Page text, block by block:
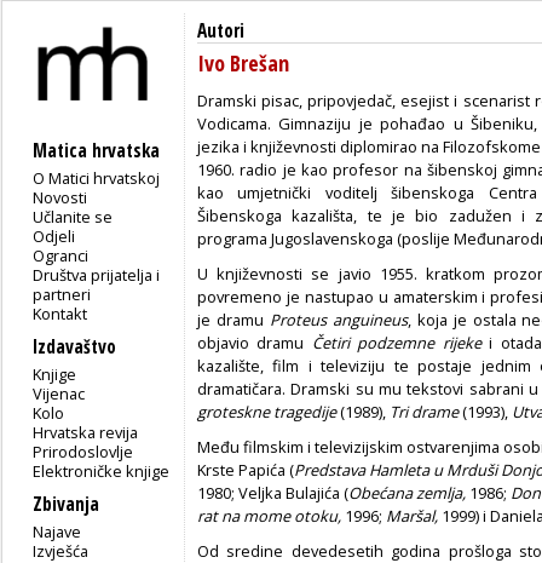
Matica hrvatska
O Matici hrvatskoj
Novosti
Učlanite se
Odjeli
Ogranci
Društva prijatelja i
partneri
Kontakt
Izdavaštvo
Knjige
Vijenac
Kolo
Hrvatska revija
Prirodoslovlje
Elektroničke knjige
Zbivanja
Najave
Izvješća
Autori
Ivo Brešan
Dramski pisac, pripovjedač, esejist i scenarist
Vodicama. Gimnaziju je pohađao u
jezika i književnosti diplomirao na
1960. radio je kao profesor na šibenskoj
kao umjetnički voditelj šibenskoga
Šibenskoga kazališta, te je bio zadužen i
programa Jugoslavenskoga (poslije
U književnosti se javio 1955. kratkom
povremeno je nastupao u amaterskim i
je dramu Proteus anguineus, koja je ostala
objavio dramu Četiri podzemne rijekei
kazalište, film i televiziju te postaje jednim
dramatičara. Dramski su mu tekstovi sabrani
groteskne tragedije(1989), Tri drame(1993),
Među filmskim i televizijskim ostvarenjima
Krste Papića (Predstava Hamleta u Mrduši
1980; Veljka Bulajića (Obećana zemlja, 1986;
rat na mome otoku, 1996; Maršal, 1999) i
Od sredine devedesetih godina prošloga